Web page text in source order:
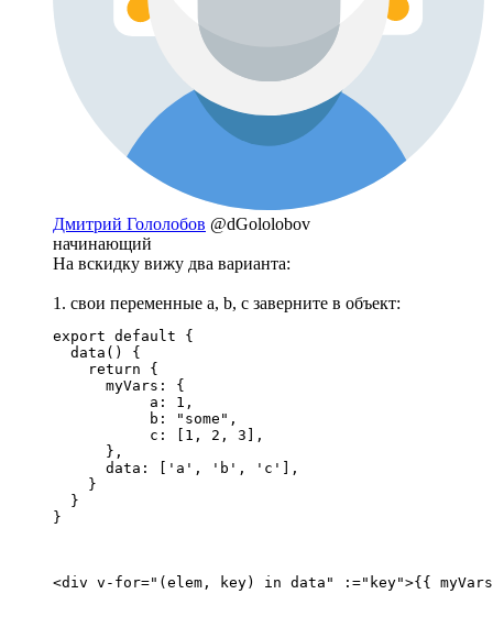
Дмитрий Гололобов @dGololobov
начинающий
На вскидку вижу два варианта:
1. свои переменные a, b, c заверните в объект:
export default {
  data() {
    return {
      myVars: {
           a: 1,
           b: "some",
           c: [1, 2, 3],
      },
      data: ['a', 'b', 'c'],
    }
  }
}
<div v-for="(elem, key) in data" :="key">{{